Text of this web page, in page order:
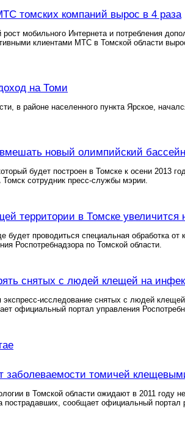
томских компаний вырос в 4 раза
мобильного Интернета и потребления
клиентами МТС в Томской области
на Томи
в районе населенного пункта Ярское,
новый олимпийский
будет построен в Томске к осени 2013
сотрудник пресс-службы мэрии.
территории в Томске увеличится
проводиться специальная обработка
Роспотребнадзора по Томской области.
снятых с людей клещей на
экспресс-исследование снятых с людей
официальный портал управления
заболеваемости томичей
в Томской области ожидают в 2011 году
сообщает официальный портал